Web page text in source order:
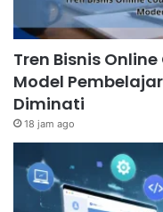
Tren Bisnis
Model
Diminati
18 jam ago